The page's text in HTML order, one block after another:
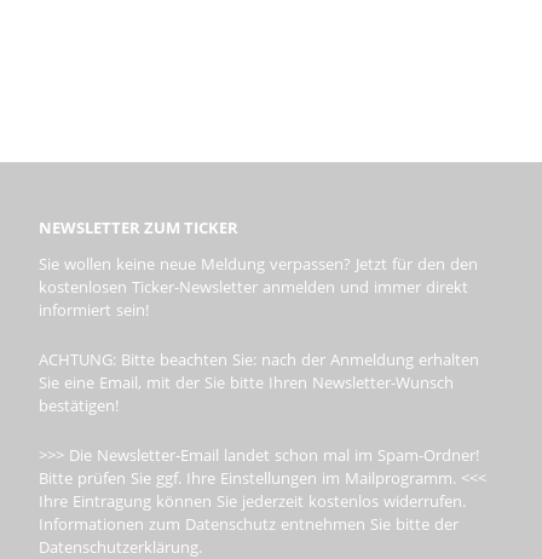
NEWSLETTER ZUM TICKER
Sie wollen keine neue Meldung verpassen? Jetzt für den den
kostenlosen Ticker-Newsletter anmelden und immer direkt
informiert sein!
ACHTUNG: Bitte beachten Sie: nach der Anmeldung erhalten
Sie eine Email, mit der Sie bitte Ihren Newsletter-Wunsch
bestätigen!
>>> Die Newsletter-Email landet schon mal im Spam-Ordner!
Bitte prüfen Sie ggf. Ihre Einstellungen im Mailprogramm. <<<
Ihre Eintragung können Sie jederzeit kostenlos widerrufen.
Informationen zum Datenschutz entnehmen Sie bitte der
Datenschutzerklärung.